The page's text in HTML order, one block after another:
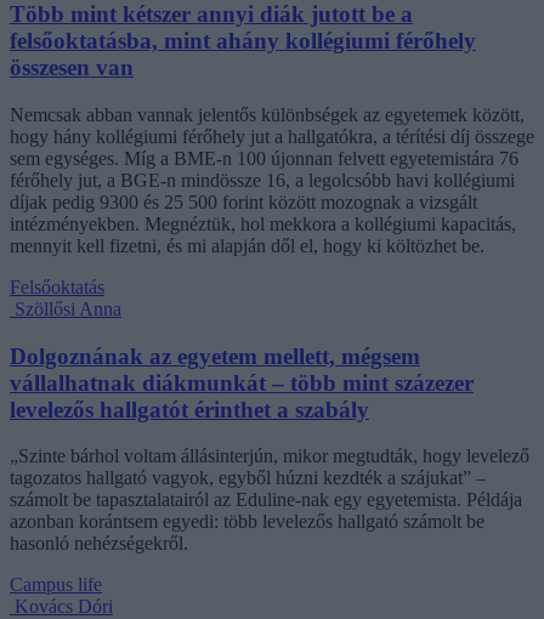
Több mint kétszer annyi diák jutott be a
felsőoktatásba, mint ahány kollégiumi férőhely
összesen van
Nemcsak abban vannak jelentős különbségek az egyetemek között,
hogy hány kollégiumi férőhely jut a hallgatókra, a térítési díj összege
sem egységes. Míg a BME-n 100 újonnan felvett egyetemistára 76
férőhely jut, a BGE-n mindössze 16, a legolcsóbb havi kollégiumi
díjak pedig 9300 és 25 500 forint között mozognak a vizsgált
intézményekben. Megnéztük, hol mekkora a kollégiumi kapacitás,
mennyit kell fizetni, és mi alapján dől el, hogy ki költözhet be.
Felsőoktatás
Szöllősi Anna
Dolgoznának az egyetem mellett, mégsem
vállalhatnak diákmunkát – több mint százezer
levelezős hallgatót érinthet a szabály
„Szinte bárhol voltam állásinterjún, mikor megtudták, hogy levelező
tagozatos hallgató vagyok, egyből húzni kezdték a szájukat” –
számolt be tapasztalatairól az Eduline-nak egy egyetemista. Példája
azonban korántsem egyedi: több levelezős hallgató számolt be
hasonló nehézségekről.
Campus life
Kovács Dóri